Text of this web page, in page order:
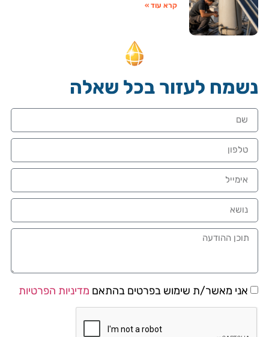
קרא עוד »
נשמח לעזור בכל שאלה
אני מאשר/ת שימוש בפרטים בהתאם מדיניות הפרטיות